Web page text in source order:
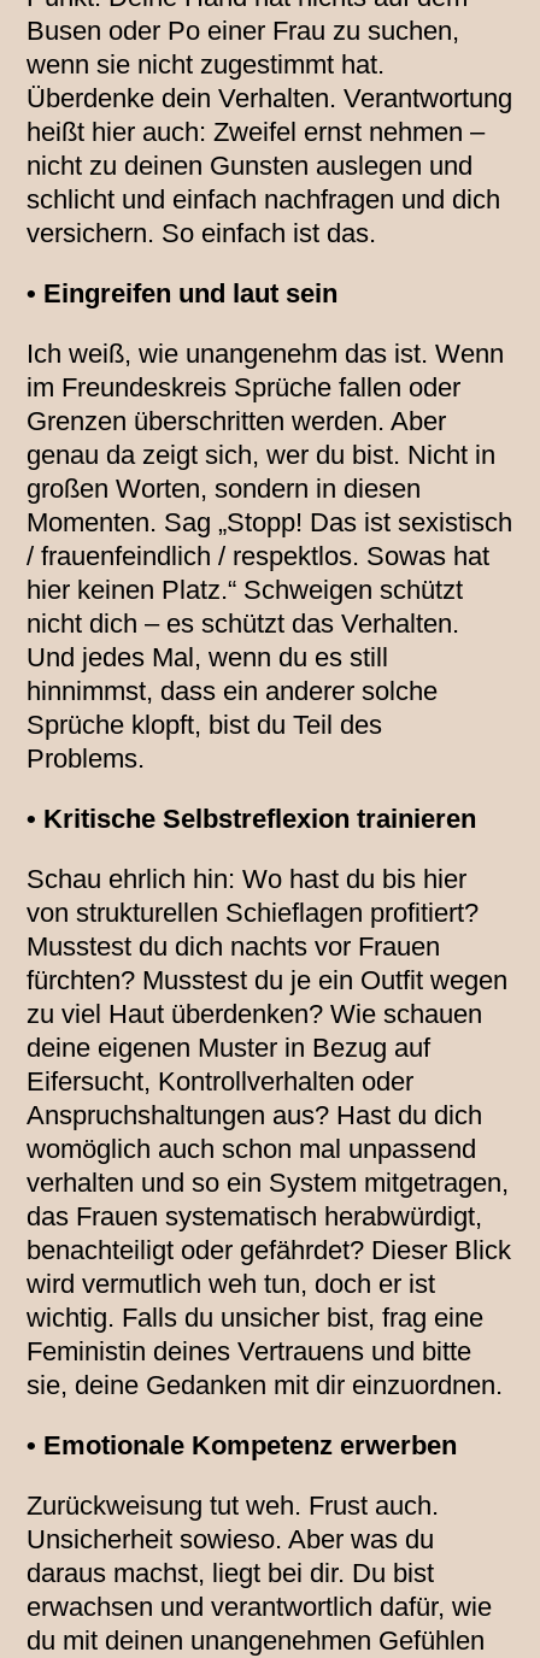
Busen oder Po einer Frau zu suchen,
wenn sie nicht zugestimmt hat.
Überdenke dein Verhalten. Verantwortung
heißt hier auch: Zweifel ernst nehmen –
nicht zu deinen Gunsten auslegen und
schlicht und einfach nachfragen und dich
versichern. So einfach ist das.
• Eingreifen und laut sein
Ich weiß, wie unangenehm das ist. Wenn
im Freundeskreis Sprüche fallen oder
Grenzen überschritten werden. Aber
genau da zeigt sich, wer du bist. Nicht in
großen Worten, sondern in diesen
Momenten. Sag „Stopp! Das ist sexistisch
/ frauenfeindlich / respektlos. Sowas hat
hier keinen Platz.“ Schweigen schützt
nicht dich – es schützt das Verhalten.
Und jedes Mal, wenn du es still
hinnimmst, dass ein anderer solche
Sprüche klopft, bist du Teil des
Problems.
• Kritische Selbstreflexion trainieren
Schau ehrlich hin: Wo hast du bis hier
von strukturellen Schieflagen profitiert?
Musstest du dich nachts vor Frauen
fürchten? Musstest du je ein Outfit wegen
zu viel Haut überdenken? Wie schauen
deine eigenen Muster in Bezug auf
Eifersucht, Kontrollverhalten oder
Anspruchshaltungen aus? Hast du dich
womöglich auch schon mal unpassend
verhalten und so ein System mitgetragen,
das Frauen systematisch herabwürdigt,
benachteiligt oder gefährdet? Dieser Blick
wird vermutlich weh tun, doch er ist
wichtig. Falls du unsicher bist, frag eine
Feministin deines Vertrauens und bitte
sie, deine Gedanken mit dir einzuordnen.
• Emotionale Kompetenz erwerben
Zurückweisung tut weh. Frust auch.
Unsicherheit sowieso. Aber was du
daraus machst, liegt bei dir. Du bist
erwachsen und verantwortlich dafür, wie
du mit deinen unangenehmen Gefühlen